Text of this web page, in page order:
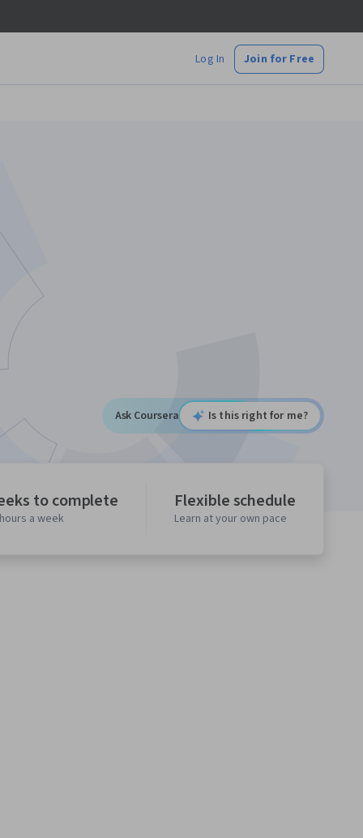
Log In Join for Free
Ask Coursera Is this right for me?
to complete
a week
Flexible schedule
Learn at your own pace